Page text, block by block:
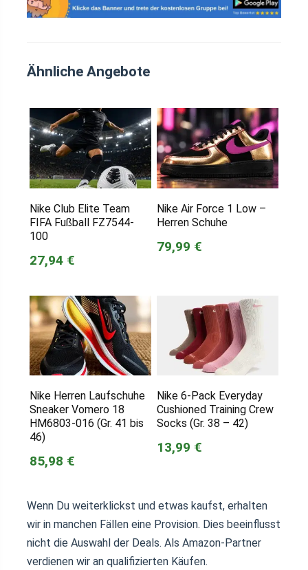
Ähnliche Angebote
Nike Club Elite Team
FIFA Fußball FZ7544-
100
27,94 €
Nike Air Force 1 Low –
Herren Schuhe
79,99 €
Nike Herren Laufschuhe
Sneaker Vomero 18
HM6803-016 (Gr. 41 bis
46)
85,98 €
Nike 6-Pack Everyday
Cushioned Training Crew
Socks (Gr. 38 – 42)
13,99 €
Wenn Du weiterklickst und etwas kaufst, erhalten
wir in manchen Fällen eine Provision. Dies beeinflusst
nicht die Auswahl der Deals. Als Amazon-Partner
verdienen wir an qualifizierten Käufen.